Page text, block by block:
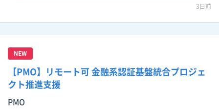
3日前
NEW
【PMO】リモート可 金融系認証基盤統合プロジェ
クト推進支援
PMO